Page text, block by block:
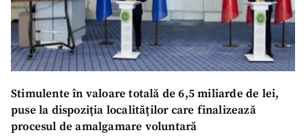
Stimulente în valoare totală de 6,5 miliarde de lei,
puse la dispoziția localităților care finalizează
procesul de amalgamare voluntară